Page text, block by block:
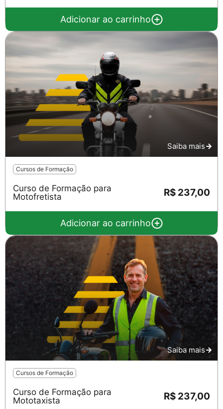
Adicionar ao carrinho
Saiba mais
Cursos de Formação
Curso de Formação para
Motofretista
R$ 237,00
Adicionar ao carrinho
Saiba mais
Cursos de Formação
Curso de Formação para
Mototaxista
R$ 237,00